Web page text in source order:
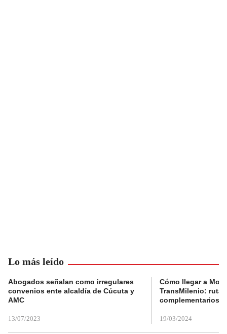
Lo más leído
Abogados señalan como irregulares
convenios ente alcaldía de Cúcuta y
AMC
13/07/2023
Cómo llegar a
TransMilenio:
complementarios
19/03/2024